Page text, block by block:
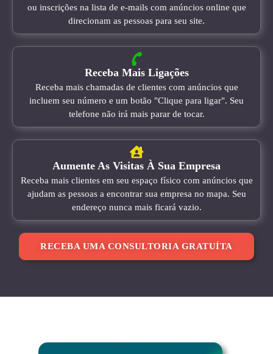
ou inscrições na lista de e-mails com anúncios online que
direcionam as pessoas para seu site.
Receba Mais Ligações
Receba mais chamadas de clientes com anúncios que
incluem seu número e um botão "Clique para ligar". Seu
telefone não irá mais parar de tocar.
Aumente As Visitas À Sua Empresa
Receba mais clientes em seu espaço físico com anúncios que
ajudam as pessoas a encontrar sua empresa no mapa. Seu
endereço nunca mais ficará vazio.
RECEBA UMA CONSULTORIA GRATUÍTA